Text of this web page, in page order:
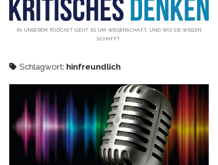
UNTERSTÜTZUNG
KONTAKT
DAS BUCH ZUM PODCAST
facebook
linkedinyoutube
emailmastodon
patreonspotify
IN UNSEREM PODCAST GEHT ES UM WISSENSCHAFT, UND WIE SIE WISSEN
SCHAFFT.
Schlagwort: hinfreundlich